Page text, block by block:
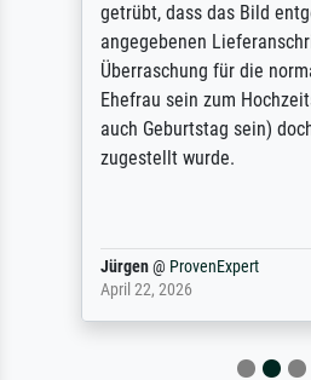
getrübt, dass das Bild
angegebenen
Überraschung für die
Ehefrau sein zum
auch Geburtstag sein)
zugestellt wurde.
Jürgen@ ProvenExpert
April 22, 2026